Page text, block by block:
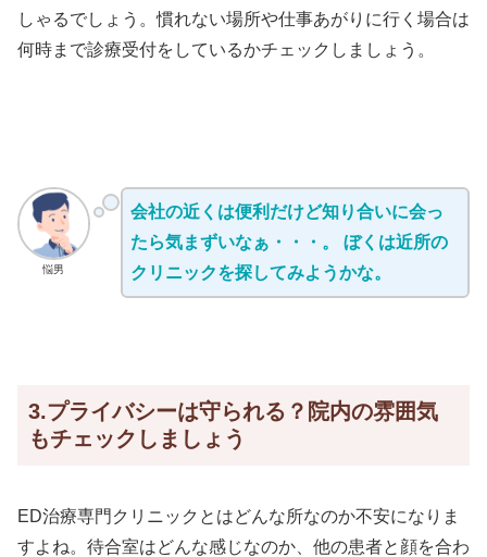
しゃるでしょう。慣れない場所や仕事あがりに行く場合は
何時まで診療受付をしているかチェックしましょう。
悩男
会社の近くは便利だけど知り合いに会っ
たら気まずいなぁ・・・。 ぼくは近所の
クリニックを探してみようかな。
3.プライバシーは守られる？院内の雰囲気
もチェックしましょう
ED治療専門クリニックとはどんな所なのか不安になりま
すよね。待合室はどんな感じなのか、他の患者と顔を合わ